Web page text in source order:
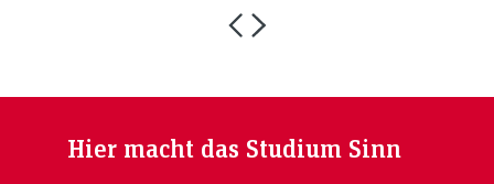
Hier macht das Studium Sinn